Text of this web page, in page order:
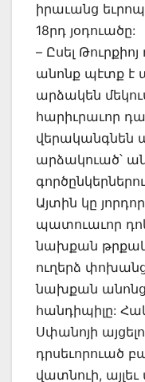
իրաւանց
18րդ յօդուածը:
– Ըսել
անոնք պէտք
արձակեն
հարիւրաւոր
վերականգնեն
արձակուած՝
Այտին կը
պատուաւոր
նախքան
ուղերձ
նախքան
հանդիպիլը:
Սփանոյի
դրսեւորուած
վատնուի,